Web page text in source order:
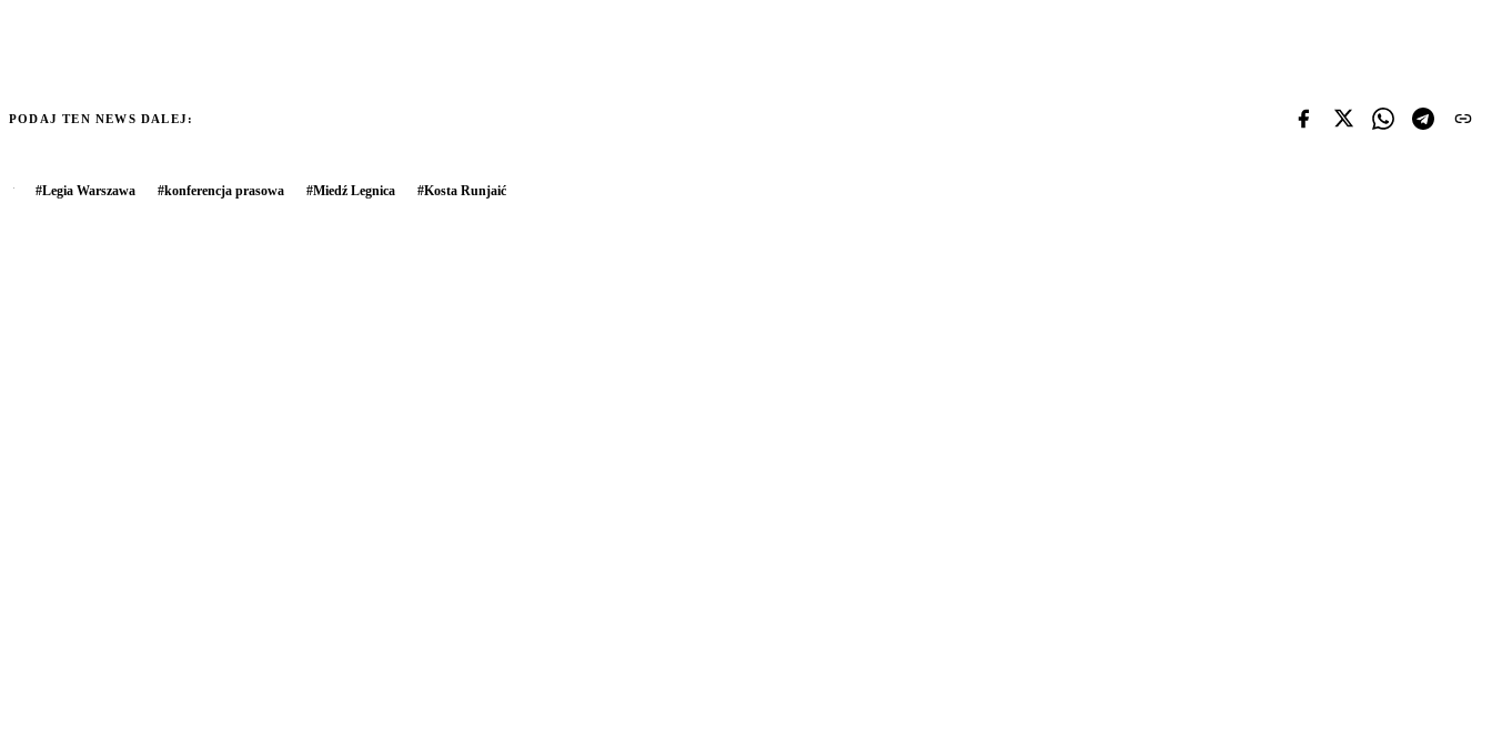
PODAJ TEN NEWS DALEJ:
#Legia Warszawa #konferencja prasowa #Miedź Legnica #Kosta Runjaić